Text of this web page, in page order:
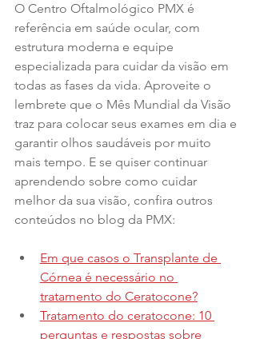
O Centro Oftalmológico PMX é
referência em saúde ocular, com
estrutura moderna e equipe
especializada para cuidar da visão em
todas as fases da vida. Aproveite o
lembrete que o Mês Mundial da Visão
traz para colocar seus exames em dia e
garantir olhos saudáveis por muito
mais tempo. E se quiser continuar
aprendendo sobre como cuidar
melhor da sua visão, confira outros
conteúdos no blog da PMX:
Em que casos o Transplante de
Córnea é necessário no
tratamento do Ceratocone?
Tratamento do ceratocone: 10
perguntas e respostas sobre